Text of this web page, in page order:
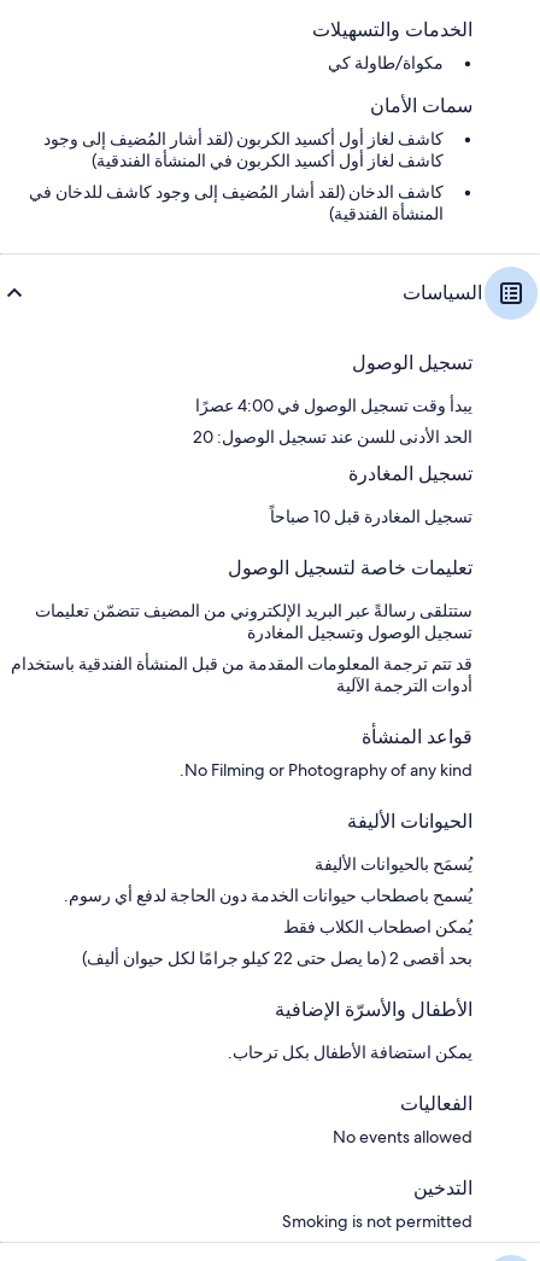
الخدمات والتسهيلات
مكواة/طاولة كي
سمات الأمان
كاشف لغاز أول أكسيد الكربون (لقد أشار المُضيف إلى وجود
كاشف لغاز أول أكسيد الكربون في المنشأة الفندقية)
كاشف الدخان (لقد أشار المُضيف إلى وجود كاشف للدخان في
المنشأة الفندقية)
السياسات
تسجيل الوصول
يبدأ وقت تسجيل الوصول في 4:00 عصرًا
الحد الأدنى للسن عند تسجيل الوصول: 20
تسجيل المغادرة
تسجيل المغادرة قبل 10 صباحاً
تعليمات خاصة لتسجيل الوصول
ستتلقى رسالةً عبر البريد الإلكتروني من المضيف تتضمّن تعليمات
تسجيل الوصول وتسجيل المغادرة
قد تتم ترجمة المعلومات المقدمة من قبل المنشأة الفندقية باستخدام
أدوات الترجمة الآلية
قواعد المنشأة
No Filming or Photography of any kind.
الحيوانات الأليفة
يُسمَح بالحيوانات الأليفة
يُسمح باصطحاب حيوانات الخدمة دون الحاجة لدفع أي رسوم.
يُمكن اصطحاب الكلاب فقط
بحد أقصى 2 (ما يصل حتى 22 كيلو جرامًا لكل حيوان أليف)
الأطفال والأسرّة الإضافية
يمكن استضافة الأطفال بكل ترحاب.
الفعاليات
No events allowed
التدخين
Smoking is not permitted